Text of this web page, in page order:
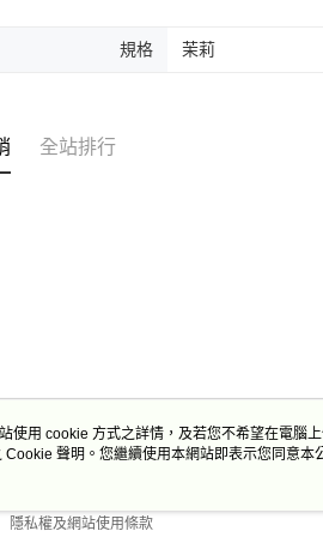
規格 茉莉
全站排行
關於我們
隱私權及網站使用條款
使用 cookie 方式之詳情，及若您不希望在電腦
Cookie 聲明。您繼續使用本網站即表示您同意